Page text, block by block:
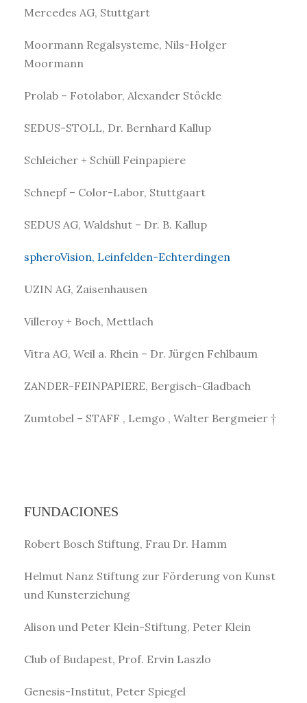
Mercedes AG, Stuttgart
Moormann Regalsysteme, Nils-Holger
Moormann
Prolab – Fotolabor, Alexander Stöckle
SEDUS-STOLL, Dr. Bernhard Kallup
Schleicher + Schüll Feinpapiere
Schnepf – Color-Labor, Stuttgaart
SEDUS AG, Waldshut – Dr. B. Kallup
spheroVision, Leinfelden-Echterdingen
UZIN AG, Zaisenhausen
Villeroy + Boch, Mettlach
Vitra AG, Weil a. Rhein – Dr. Jürgen Fehlbaum
ZANDER-FEINPAPIERE, Bergisch-Gladbach
Zumtobel – STAFF , Lemgo , Walter Bergmeier †
FUNDACIONES
Robert Bosch Stiftung, Frau Dr. Hamm
Helmut Nanz Stiftung zur Förderung von Kunst
und Kunsterziehung
Alison und Peter Klein-Stiftung, Peter Klein
Club of Budapest, Prof. Ervin Laszlo
Genesis-Institut, Peter Spiegel